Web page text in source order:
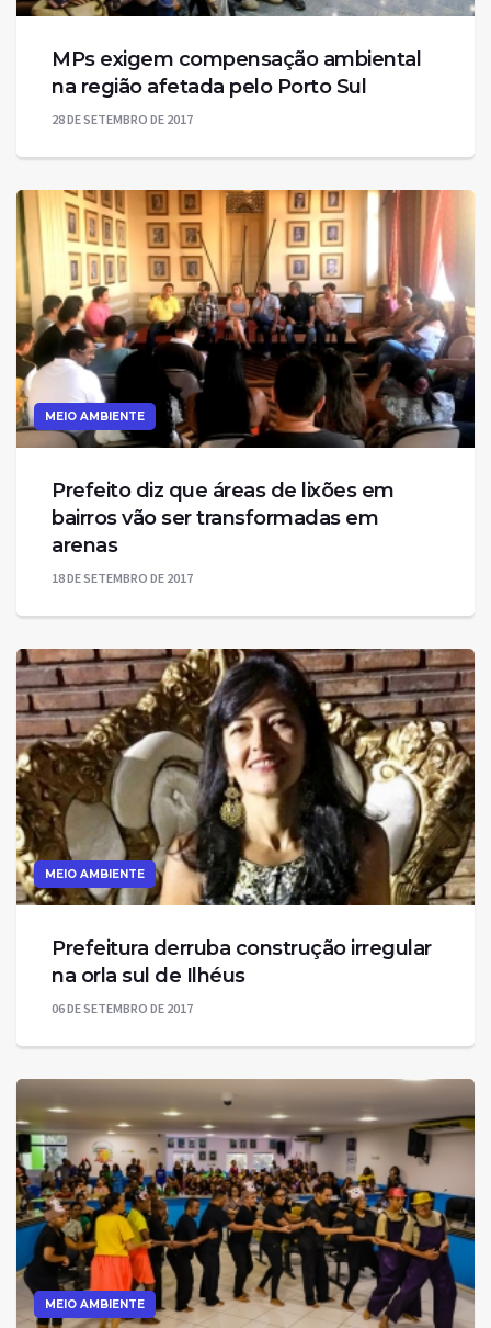
MPs exigem compensação ambiental
na região afetada pelo Porto Sul
28 DE SETEMBRO DE 2017
MEIO AMBIENTE
Prefeito diz que áreas de lixões em
bairros vão ser transformadas em
arenas
18 DE SETEMBRO DE 2017
MEIO AMBIENTE
Prefeitura derruba construção irregular
na orla sul de Ilhéus
06 DE SETEMBRO DE 2017
MEIO AMBIENTE